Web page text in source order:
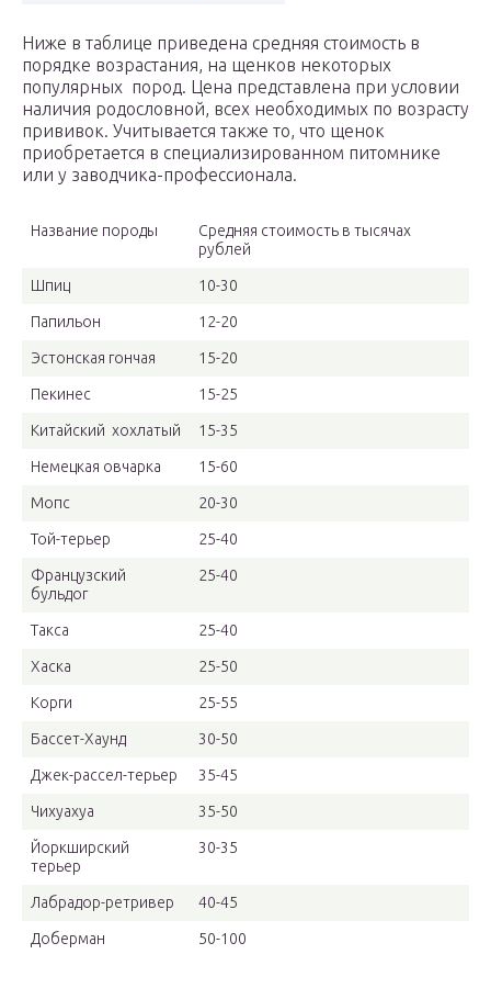
Ниже в таблице приведена средняя стоимость в
порядке возрастания, на щенков некоторых
популярных пород. Цена представлена при условии
наличия родословной, всех необходимых по возрасту
прививок. Учитывается также то, что щенок
приобретается в специализированном питомнике
или у заводчика-профессионала.
Название породы
Средняя стоимость в тысячах
рублей
Шпиц 10-30
Папильон 12-20
Эстонская гончая 15-20
Пекинес 15-25
Китайский хохлатый 15-35
Немецкая овчарка 15-60
Мопс 20-30
Той-терьер 25-40
Французский
бульдог
25-40
Такса 25-40
Хаска 25-50
Корги 25-55
Бассет-Хаунд 30-50
Джек-рассел-терьер 35-45
Чихуахуа 35-50
Йоркширский
терьер
30-35
Лабрадор-ретривер 40-45
Доберман 50-100